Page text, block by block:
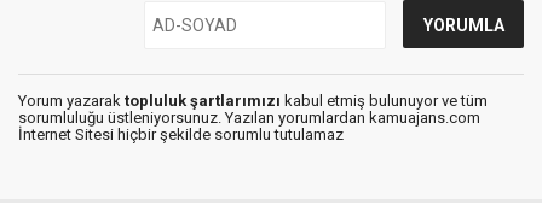
Yorum yazarak topluluk şartlarımızı kabul etmiş bulunuyor ve tüm
sorumluluğu üstleniyorsunuz. Yazılan yorumlardan kamuajans.com
İnternet Sitesi hiçbir şekilde sorumlu tutulamaz